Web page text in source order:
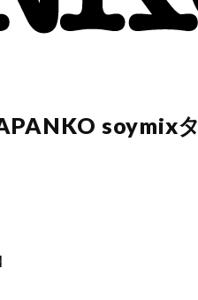
soymixタ